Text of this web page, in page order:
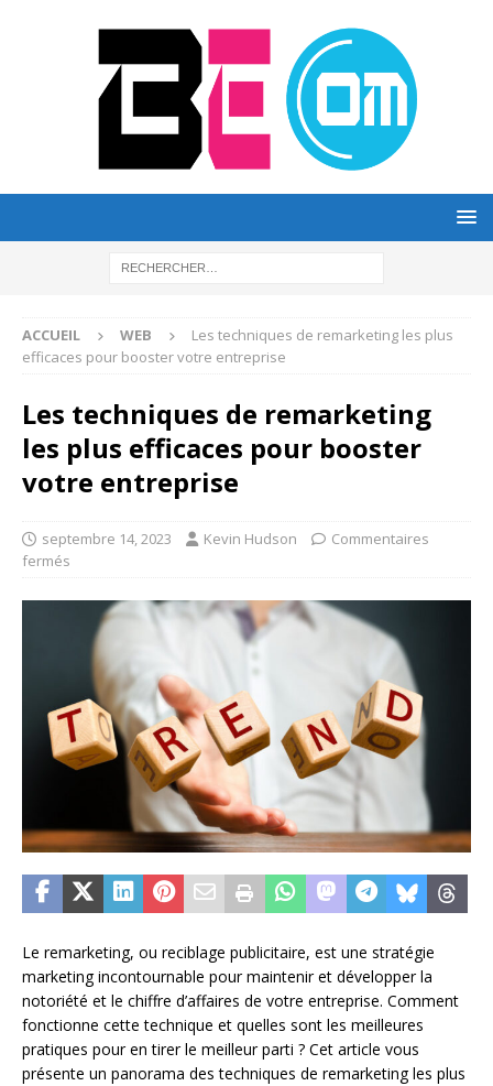
ACCUEIL WEB
Les techniques de remarketing les plus
efficaces pour booster votre entreprise
Les techniques de remarketing
les plus efficaces pour booster
votre entreprise
septembre 14, 2023 Kevin Hudson
Commentaires
fermés
Le remarketing, ou reciblage publicitaire, est une stratégie
marketing incontournable pour maintenir et développer la
notoriété et le chiffre d’affaires de votre entreprise. Comment
fonctionne cette technique et quelles sont les meilleures
pratiques pour en tirer le meilleur parti ? Cet article vous
présente un panorama des techniques de remarketing les plus